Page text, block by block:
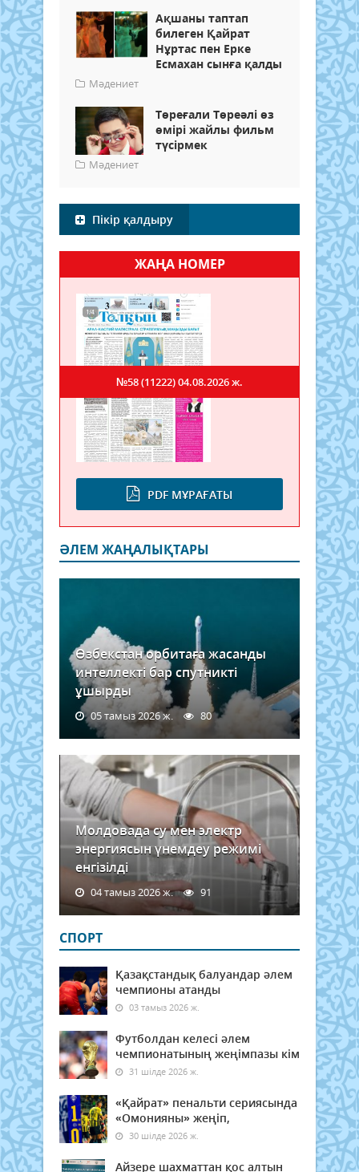
Ақшаны таптап
билеген Қайрат
Нұртас пен Ерке
Есмахан сынға қалды
Мәдениет
Төреғали Төреәлі өз
өмірі жайлы фильм
түсірмек
Мәдениет
Пікір қалдыру
ЖАҢА НОМЕР
PDF МҰРАҒАТЫ
№58 (11222)04.08.2026 ж.
ӘЛЕМ ЖАҢАЛЫҚТАРЫ
Өзбекстан орбитаға жасанды
интеллекті бар спутникті
ұшырды
05 тамыз 2026 ж. 80
Молдовада су мен электр
энергиясын үнемдеу режимі
енгізілді
04 тамыз 2026 ж. 91
СПОРТ
Қазақстандық балуандар әлем
чемпионы атанды
03 тамыз 2026 ж.
Футболдан келесі әлем
чемпионатының жеңімпазы кім
31 шілде 2026 ж.
«Қайрат» пенальти сериясында
«Омонияны» жеңіп,
30 шілде 2026 ж.
Айзере шахматтан қос алтын